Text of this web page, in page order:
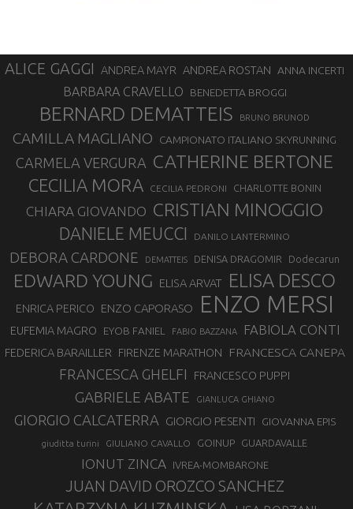
ALICE GAGGI ANDREA MAYR ANDREA ROSTAN ANNA INCERTI
BARBARA CRAVELLO BENEDETTA BROGGI
BERNARD DEMATTEIS BRUNO BRUNOD
CAMILLA MAGLIANO CAMPIONATO ITALIANO SKYRUNNING
CARMELA VERGURA CATHERINE BERTONE
CECILIA MORA CECILIA PEDRONI CHARLOTTE BONIN
CHIARA GIOVANDO CRISTIAN MINOGGIO
DANIELE MEUCCI DANILO LANTERMINO
DEBORA CARDONE DEMATTEIS DENISA DRAGOMIR Dodecarun
EDWARD YOUNG ELISA ARVAT ELISA DESCO
ENRICA PERICO ENZO CAPORASO ENZO MERSI
EUFEMIA MAGRO EYOB FANIEL FABIO BAZZANA FABIOLA CONTI
FEDERICA BARAILLER FIRENZE MARATHON FRANCESCA CANEPA
FRANCESCA GHELFI FRANCESCO PUPPI
GABRIELE ABATE GIANLUCA GHIANO
GIORGIO CALCATERRA GIORGIO PESENTI GIOVANNA EPIS
giuditta turini GIULIANO CAVALLO GOINUP GUARDAVALLE
IONUT ZINCA IVREA-MOMBARONE
JUAN DAVID OROZCO SANCHEZ